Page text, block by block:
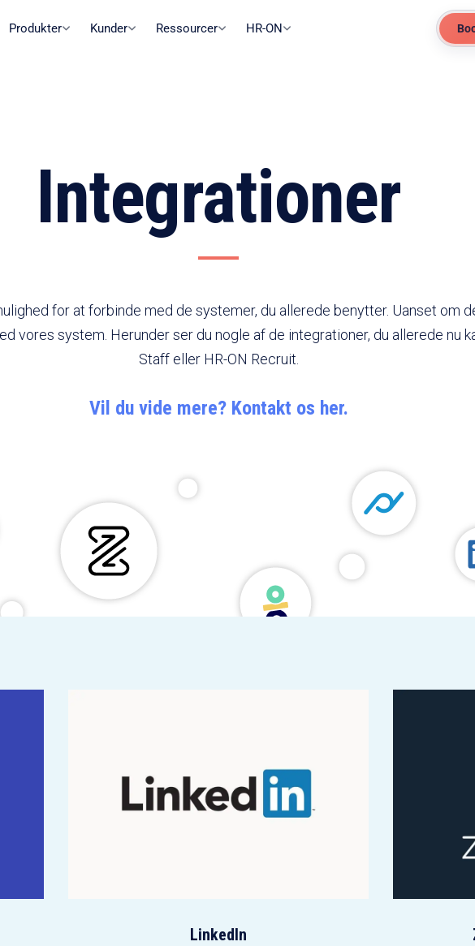
Produkter Kunder Ressourcer HR-ON
Integrationer
for at forbinde med de systemer, du allerede benytter. Uanset om
vores system. Herunder ser du nogle af de integrationer, du allerede nu
Staff eller HR-ON Recruit.
Vil du vide mere? Kontakt os her.
LinkedIn